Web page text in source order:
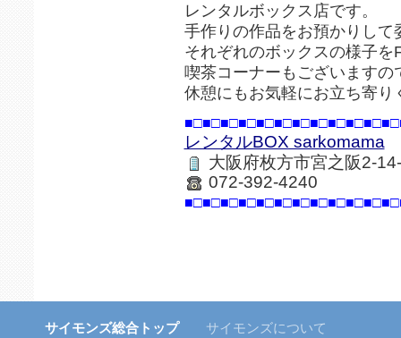
レンタルボックス店です。
手作りの作品をお預かりして
それぞれのボックスの様子
喫茶コーナーもございますの
休憩にもお気軽にお立ち寄り
レンタルBOX sarkomama
大阪府枚方市宮之阪2-
072-392-4240
サイモンズ総合トップ サイモンズについて